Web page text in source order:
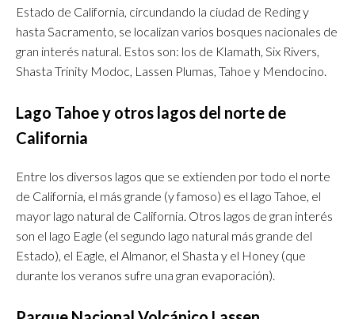
Estado de California, circundando la ciudad de Reding y
hasta Sacramento, se localizan varios bosques nacionales de
gran interés natural. Estos son: los de Klamath, Six Rivers,
Shasta Trinity Modoc, Lassen Plumas, Tahoe y Mendocino.
Lago Tahoe y otros lagos del norte de
California
Entre los diversos lagos que se extienden por todo el norte
de California, el más grande (y famoso) es el lago Tahoe, el
mayor lago natural de California. Otros lagos de gran interés
son el lago Eagle (el segundo lago natural más grande del
Estado), el Eagle, el Almanor, el Shasta y el Honey (que
durante los veranos sufre una gran evaporación).